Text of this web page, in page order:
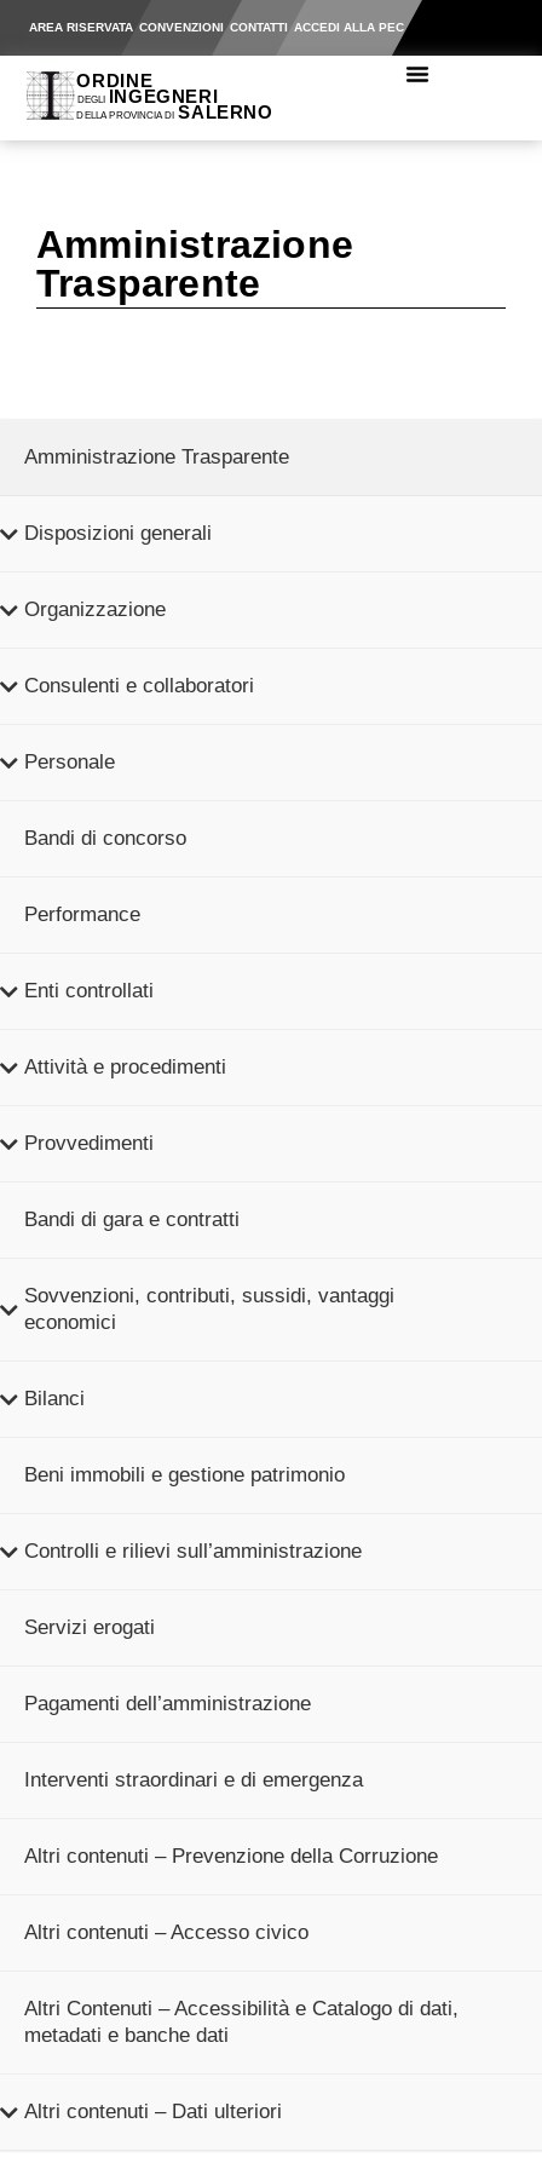
AREA RISERVATA CONVENZIONI CONTATTI ACCEDI ALLA PEC
Amministrazione
Trasparente
Amministrazione Trasparente
Disposizioni generali
Organizzazione
Consulenti e collaboratori
Personale
Bandi di concorso
Performance
Enti controllati
Attività e procedimenti
Provvedimenti
Bandi di gara e contratti
Sovvenzioni, contributi, sussidi, vantaggi
economici
Bilanci
Beni immobili e gestione patrimonio
Controlli e rilievi sull’amministrazione
Servizi erogati
Pagamenti dell’amministrazione
Interventi straordinari e di emergenza
Altri contenuti – Prevenzione della Corruzione
Altri contenuti – Accesso civico
Altri Contenuti – Accessibilità e Catalogo di dati,
metadati e banche dati
Altri contenuti – Dati ulteriori